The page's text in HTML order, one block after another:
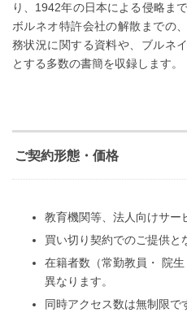
り、1942年の日本による侵略ま
ボルネオ特許会社の解散までの
務状況に関する資料や、ブルネ
とする多数の書簡を収録します。
ご契約形態・価格
教育機関等、法人向けサー
買い切り契約でのご提供と
在籍者数（常勤教員・ 院
異なります。
同時アクセス数は無制限で